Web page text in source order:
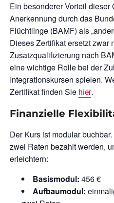
Ein besonderer Vorteil
Anerkennung durch das
Flüchtlinge (BAMF) als
Dieses Zertifikat ersetzt zwar
Zusatzqualifizierung nach
eine wichtige Rolle bei der
Integrationskursen spielen.
Zertifikat finden Sie hier.
Finanzielle
Der Kurs ist modular
zwei Raten bezahlt werden,
erleichtern:
Basismodul: 456 €
Aufbaumodul: